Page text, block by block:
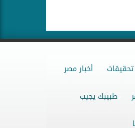
تحقيقات أخبار مصر
طبيبك يجيب